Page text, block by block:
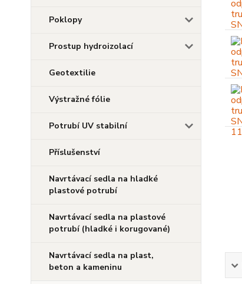
Poklopy
Prostup hydroizolací
Geotextilie
Výstražné fólie
Potrubí UV stabilní
Příslušenství
Navrtávací sedla na hladké
plastové potrubí
Navrtávací sedla na plastové
potrubí (hladké i korugované)
Navrtávací sedla na plast,
beton a kameninu